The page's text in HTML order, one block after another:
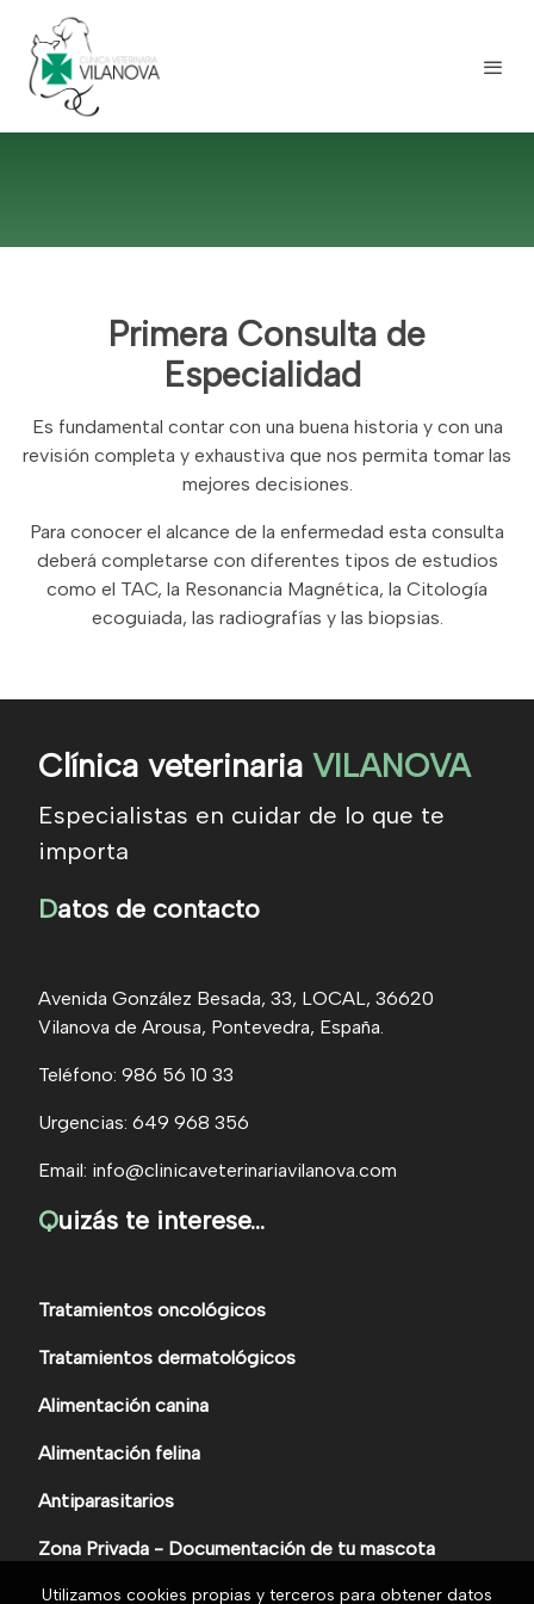
Primera Consulta de
Especialidad
Es fundamental contar con una buena historia y con una
revisión completa y exhaustiva que nos permita tomar las
mejores decisiones.
Para conocer el alcance de la enfermedad esta consulta
deberá completarse con diferentes tipos de estudios
como el TAC, la Resonancia Magnética, la Citología
ecoguiada, las radiografías y las biopsias.
Clínica veterinaria VILANOVA
Especialistas en cuidar de lo que te
importa
Datos de contacto
Avenida González Besada, 33, LOCAL, 36620
Vilanova de Arousa, Pontevedra, España.
Teléfono: 986 56 10 33
Urgencias: 649 968 356
Email: info@clinicaveterinariavilanova.com
Quizás te interese...
Tratamientos oncológicos
Tratamientos dermatológicos
Alimentación canina
Alimentación felina
Antiparasitarios
Zona Privada - Documentación de tu mascota
Utilizamos cookies propias y terceros para obtener datos